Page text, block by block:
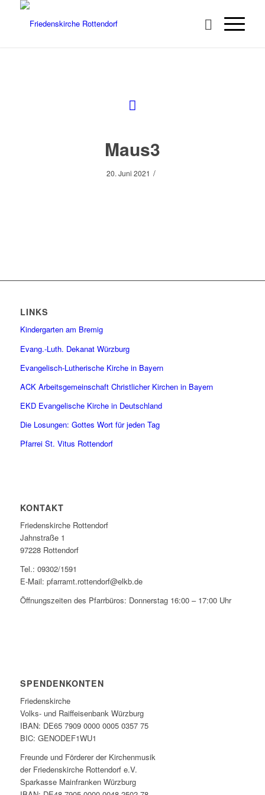
Maus3
20. Juni 2021 /
LINKS
Kindergarten am Bremig
Evang.-Luth. Dekanat Würzburg
Evangelisch-Lutherische Kirche in Bayern
ACK Arbeitsgemeinschaft Christlicher Kirchen in Bayern
EKD Evangelische Kirche in Deutschland
Die Losungen: Gottes Wort für jeden Tag
Pfarrei St. Vitus Rottendorf
KONTAKT
Friedenskirche Rottendorf
Jahnstraße 1
97228 Rottendorf
Tel.: 09302/1591
E-Mail: pfarramt.rottendorf@elkb.de
Öffnungszeiten des Pfarrbüros: Donnerstag 16:00 – 17:00 Uhr
SPENDENKONTEN
Friedenskirche
Volks- und Raiffeisenbank Würzburg
IBAN: DE65 7909 0000 0005 0357 75
BIC: GENODEF1WU1
Freunde und Förderer der Kirchenmusik
der Friedenskirche Rottendorf e.V.
Sparkasse Mainfranken Würzburg